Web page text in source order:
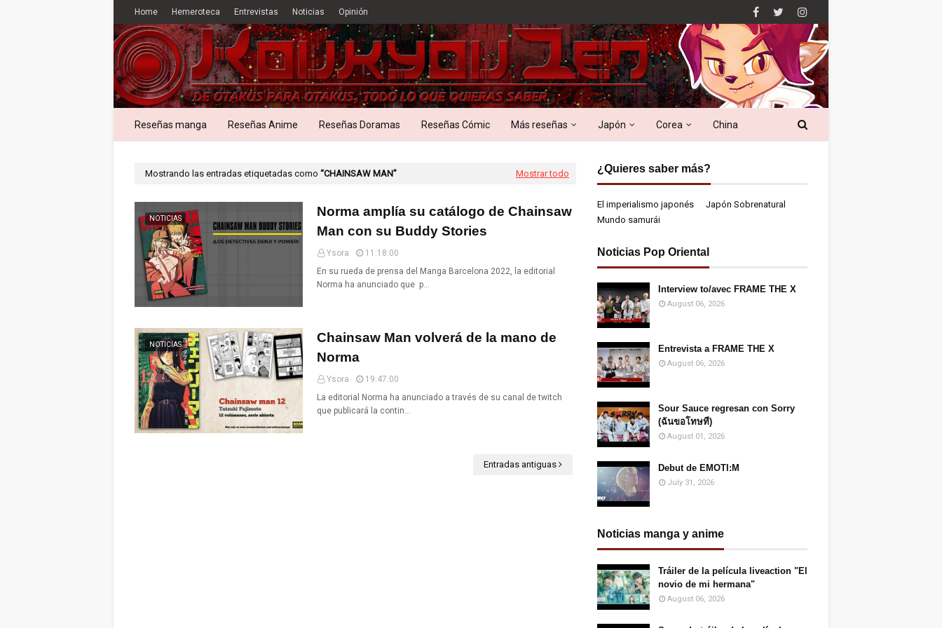
Home Hemeroteca Entrevistas Noticias Opinión
Reseñas manga Reseñas Anime Reseñas Doramas Reseñas Cómic Más reseñas Japón Corea China
Mostrando las entradas etiquetadas como CHAINSAW MAN Mostrar todo
NOTICIAS
Norma amplía su catálogo de Chainsaw
Man con su Buddy Stories
Ysora
11:18:00
En su rueda de prensa del Manga Barcelona 2022, la editorial
Norma ha anunciado que p…
NOTICIAS
Chainsaw Man volverá de la mano de
Norma
Ysora
19:47:00
La editorial Norma ha anunciado a través de su canal de twitch
que publicará la contin…
Entradas antiguas
¿Quieres saber más?
El imperialismo japonés
Japón Sobrenatural
Mundo samurái
Noticias Pop Oriental
Interview to/avec FRAME THE X
August 06, 2026
Entrevista a FRAME THE X
August 06, 2026
Sour Sauce regresan con Sorry
(ฉันขอโทษที)
August 01, 2026
Debut de EMOTI:M
July 31, 2026
Noticias manga y anime
Tráiler de la película liveaction "El
novio de mi hermana"
August 06, 2026